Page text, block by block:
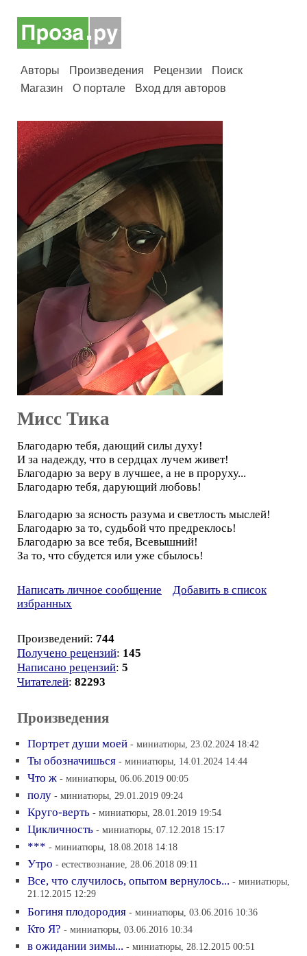
Авторы Произведения Рецензии
Поиск
Магазин
О портале Вход для авторов
Мисс Тика
Благодарю тебя, дающий силы духу!
И за надежду, что в сердцах лучем живет!
Благодарю за веру в лучшее, а не в проруху...
Благодарю тебя, дарующий любовь!
Благодарю за ясность разума и светлость мыслей!
Благодарю за то, судьбой что предреклось!
Благодарю за все тебя, Всевышний!
За то, что сбудется или уже сбылось!
Написать личное сообщение
Добавить в список
избранных
Произведений: 744
Получено рецензий: 145
Написано рецензий: 5
Читателей: 82293
Произведения
Портрет души моей - миниатюры, 23.02.2024 18:42
Ты обозначишься - миниатюры, 14.01.2024 14:44
Что ж - миниатюры, 06.06.2019 00:05
полу - миниатюры, 29.01.2019 09:24
Круго-верть - миниатюры, 28.01.2019 19:54
Цикличность - миниатюры, 07.12.2018 15:17
*** - миниатюры, 18.08.2018 14:18
Утро - естествознание, 28.06.2018 09:11
Все, что случилось, опытом вернулось... - миниатюры,
21.12.2015 12:29
Богиня плодородия - миниатюры, 03.06.2016 10:36
Кто Я? - миниатюры, 03.06.2016 10:34
в ожидании зимы... - миниатюры, 28.12.2015 00:51